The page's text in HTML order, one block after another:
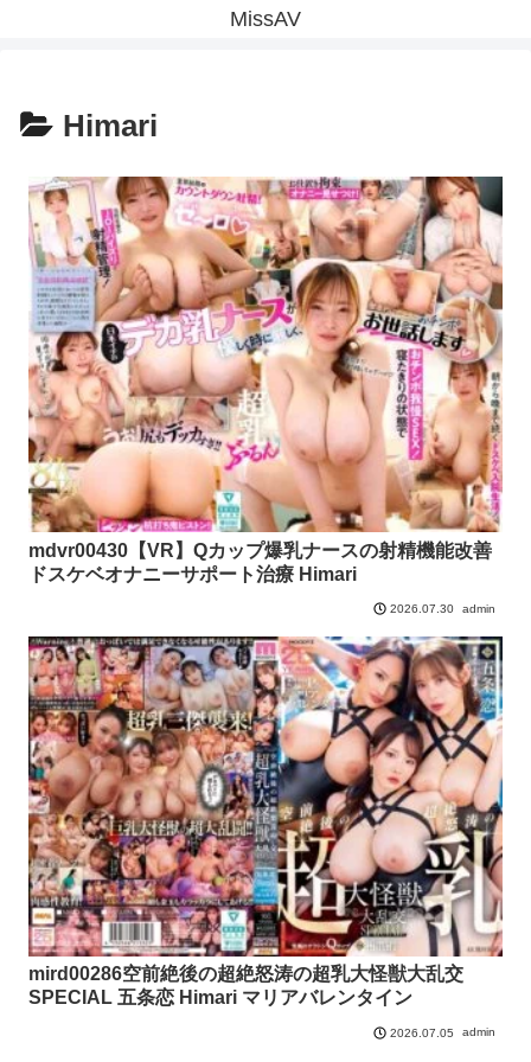
MissAV
Himari
mdvr00430【VR】Qカップ爆乳ナースの射精機能改善
ドスケベオナニーサポート治療 Himari
2026.07.30 admin
mird00286空前絶後の超絶怒涛の超乳大怪獣大乱交
SPECIAL 五条恋 Himari マリアバレンタイン
2026.07.05 admin